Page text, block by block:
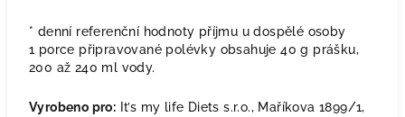
* denní referenční hodnoty příjmu u dospělé osoby
1 porce připravované polévky obsahuje 40 g prášku,
200 až 240 ml vody.
Vyrobeno pro: It’s my life Diets s.r.o., Maříkova 1899/1,